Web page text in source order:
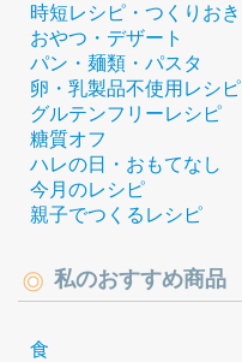
時短レシピ・つくりおき
おやつ・デザート
パン・麺類・パスタ
卵・乳製品不使用レシピ
グルテンフリーレシピ
糖質オフ
ハレの日・おもてなし
今月のレシピ
親子でつくるレシピ
私のおすすめ商品
食